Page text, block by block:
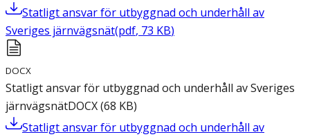
Statligt ansvar för utbyggnad och underhåll av
Sveriges järnvägsnät(pdf, 73 KB)
DOCX
Statligt ansvar för utbyggnad och underhåll av Sveriges
järnvägsnätDOCX(68 KB)
Statligt ansvar för utbyggnad och underhåll av